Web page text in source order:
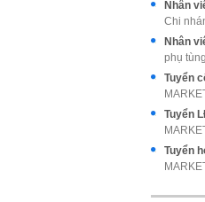
Nhân
Chi
Nhân
phụ